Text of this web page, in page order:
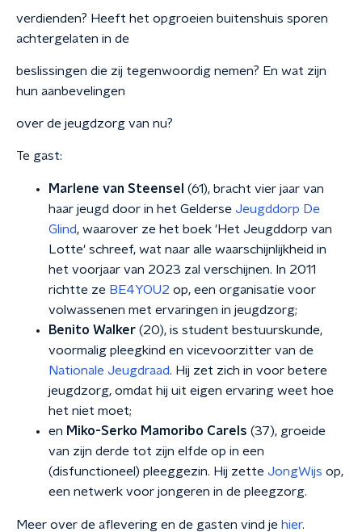
verdienden? Heeft het opgroeien buitenshuis sporen
achtergelaten in de
beslissingen die zij tegenwoordig nemen? En wat zijn
hun aanbevelingen
over de jeugdzorg van nu?
Te gast:
Marlene van Steensel (61), bracht vier jaar van
haar jeugd door in het Gelderse Jeugddorp De
Glind, waarover ze het boek 'Het Jeugddorp van
Lotte' schreef, wat naar alle waarschijnlijkheid in
het voorjaar van 2023 zal verschijnen. In 2011
richtte ze BE4YOU2 op, een organisatie voor
volwassenen met ervaringen in jeugdzorg;
Benito Walker (20), is student bestuurskunde,
voormalig pleegkind en vicevoorzitter van de
Nationale Jeugdraad. Hij zet zich in voor betere
jeugdzorg, omdat hij uit eigen ervaring weet hoe
het niet moet;
en Miko-Serko Mamoribo Carels (37), groeide
van zijn derde tot zijn elfde op in een
(disfunctioneel) pleeggezin. Hij zette JongWijs op,
een netwerk voor jongeren in de pleegzorg.
Meer over de aflevering en de gasten vind je hier.